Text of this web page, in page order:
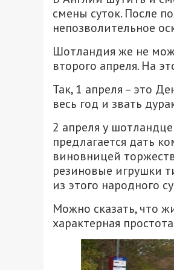
смены суток. После
непозволительное
Шотландия же не
второго апреля. На
Так, 1 апреля – это
весь год и звать
2 апреля у
предлагается дать
виновницей
резиновые игрушки
из этого народного
Можно сказать, что
характерная